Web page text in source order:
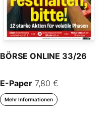
BÖRSE ONLINE 33/26
E-Paper 7,80 €
Mehr Informationen